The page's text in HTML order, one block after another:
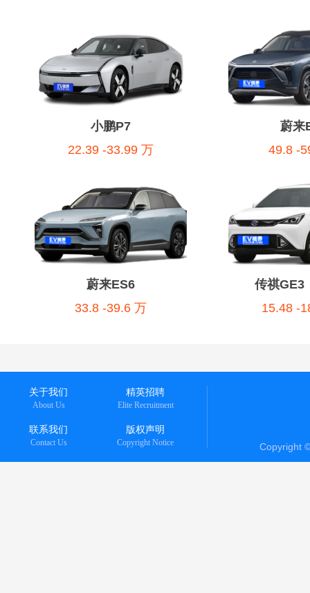
小鹏P7
22.39 -33.99 万
蔚来
49.8 -
蔚来ES6
33.8 -39.6 万
传祺GE3
15.48 -
关于我们
About Us
精英招聘
Elite Recruitment
联系我们
Contact Us
版权声明
Copyright Notice Copyright